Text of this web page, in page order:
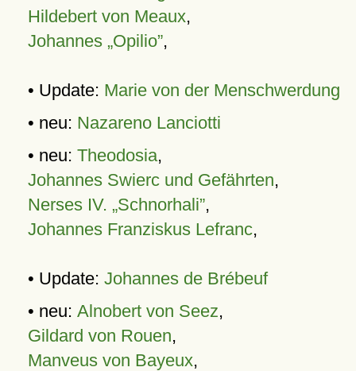
Hildebert von Meaux,
Johannes „Opilio”,
• Update: Marie von der Menschwerdung
• neu: Nazareno Lanciotti
• neu: Theodosia,
Johannes Swierc und Gefährten,
Nerses IV. „Schnorhali”,
Johannes Franziskus Lefranc,
• Update: Johannes de Brébeuf
• neu: Alnobert von Seez,
Gildard von Rouen,
Manveus von Bayeux,